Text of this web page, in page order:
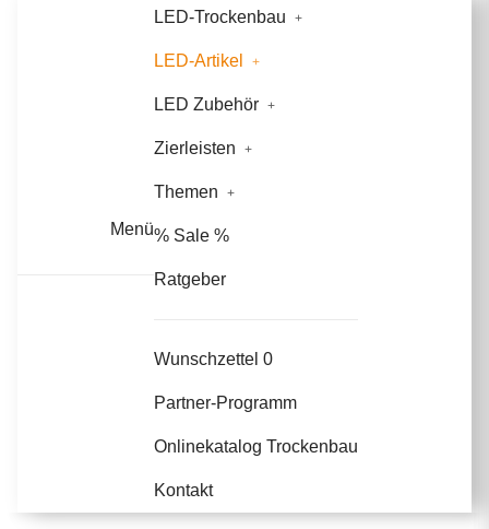
Menü
LED-Trockenbau
LED-Artikel
LED Zubehör
Zierleisten
Themen
% Sale %
Ratgeber
Wunschzettel 0
Partner-Programm
Onlinekatalog Trockenbau
Kontakt